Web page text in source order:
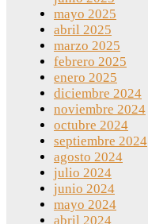
mayo 2025
abril 2025
marzo 2025
febrero 2025
enero 2025
diciembre 2024
noviembre 2024
octubre 2024
septiembre 2024
agosto 2024
julio 2024
junio 2024
mayo 2024
abril 2024